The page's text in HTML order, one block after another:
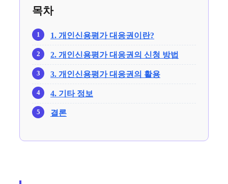
목차
1. 개인신용평가 대응권이란?
2. 개인신용평가 대응권의 신청 방법
3. 개인신용평가 대응권의 활용
4. 기타 정보
결론